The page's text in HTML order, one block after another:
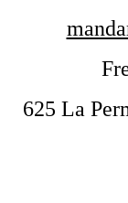
625 La